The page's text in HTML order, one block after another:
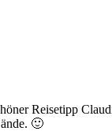
Reisetipp
🙂